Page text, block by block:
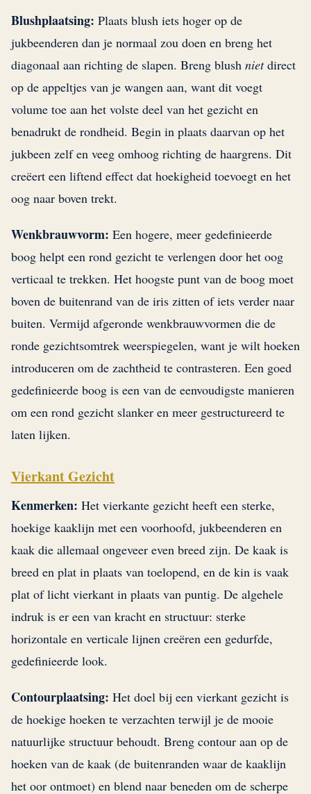
Blushplaatsing: Plaats blush iets hoger op de
jukbeenderen dan je normaal zou doen en breng het
diagonaal aan richting de slapen. Breng blush nietdirect
op de appeltjes van je wangen aan, want dit voegt
volume toe aan het volste deel van het gezicht en
benadrukt de rondheid. Begin in plaats daarvan op het
jukbeen zelf en veeg omhoog richting de haargrens. Dit
creëert een liftend effect dat hoekigheid toevoegt en het
oog naar boven trekt.
Wenkbrauwvorm: Een hogere, meer gedefinieerde
boog helpt een rond gezicht te verlengen door het oog
verticaal te trekken. Het hoogste punt van de boog moet
boven de buitenrand van de iris zitten of iets verder naar
buiten. Vermijd afgeronde wenkbrauwvormen die de
ronde gezichtsomtrek weerspiegelen, want je wilt hoeken
introduceren om de zachtheid te contrasteren. Een goed
gedefinieerde boog is een van de eenvoudigste manieren
om een rond gezicht slanker en meer gestructureerd te
laten lijken.
Vierkant Gezicht
Kenmerken: Het vierkante gezicht heeft een sterke,
hoekige kaaklijn met een voorhoofd, jukbeenderen en
kaak die allemaal ongeveer even breed zijn. De kaak is
breed en plat in plaats van toelopend, en de kin is vaak
plat of licht vierkant in plaats van puntig. De algehele
indruk is er een van kracht en structuur: sterke
horizontale en verticale lijnen creëren een gedurfde,
gedefinieerde look.
Contourplaatsing: Het doel bij een vierkant gezicht is
de hoekige hoeken te verzachten terwijl je de mooie
natuurlijke structuur behoudt. Breng contour aan op de
hoeken van de kaak (de buitenranden waar de kaaklijn
het oor ontmoet) en blend naar beneden om de scherpe